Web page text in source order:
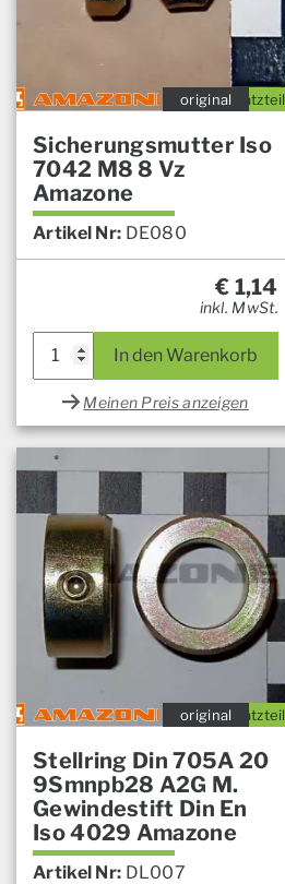
Ersatzteil
original
Sicherungsmutter Iso
7042 M8 8 Vz
Amazone
Artikel Nr: DE080
€ 1,14
inkl. MwSt.
In den Warenkorb
Meinen Preis anzeigen
Ersatzteil
original
Stellring Din 705A 20
9Smnpb28 A2G M.
Gewindestift Din En
Iso 4029 Amazone
Artikel Nr: DL007